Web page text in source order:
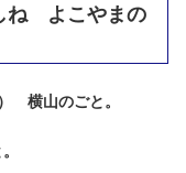
ね よこやまの
横山のごと。